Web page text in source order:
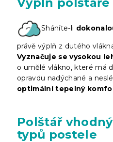
Sháníte-li
právě výplň z dutého
Vyznačuje se vysokou
o umělé vlákno, které má
opravdu nadýchané a
optimální tepelný
Polštář
typů postele